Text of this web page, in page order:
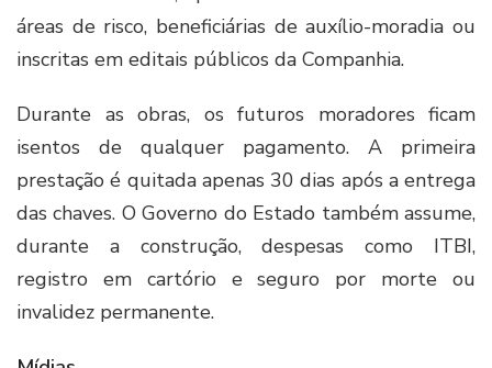
áreas de risco, beneficiárias de auxílio-moradia ou
inscritas em editais públicos da Companhia.
Durante as obras, os futuros moradores ficam
isentos de qualquer pagamento. A primeira
prestação é quitada apenas 30 dias após a entrega
das chaves. O Governo do Estado também assume,
durante a construção, despesas como ITBI,
registro em cartório e seguro por morte ou
invalidez permanente.